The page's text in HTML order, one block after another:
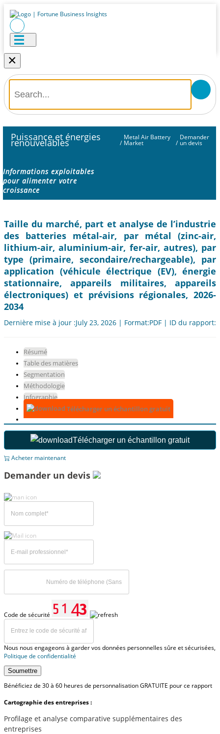
×
Puissance et énergies
renouvelables /
Metal Air Battery
Market /
Demander
un devis
Informations exploitables
pour alimenter votre
croissance
Taille du marché, part et analyse de l’industrie
des batteries métal-air, par métal (zinc-air,
lithium-air, aluminium-air, fer-air, autres), par
type (primaire, secondaire/rechargeable), par
application (véhicule électrique (EV), énergie
stationnaire, appareils militaires, appareils
électroniques) et prévisions régionales, 2026-
2034
Dernière mise à jour :July 23, 2026 | Format:PDF | ID du rapport:
Résumé
Table des matières
Segmentation
Méthodologie
Infographie
Télécharger un échantillon gratuit
Télécharger un échantillon gratuit
Acheter maintenant
Demander un devis
Code de sécurité
Nous nous engageons à garder vos données personnelles sûre et sécurisées,
Politique de confidentialité
Soumettre
Bénéficiez de 30 à 60 heures de personnalisation GRATUITE pour ce rapport
Cartographie des entreprises :
Profilage et analyse comparative supplémentaires des
entreprises